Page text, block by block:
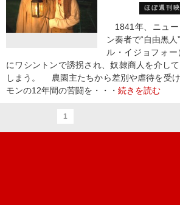
ほぼ週刊
1841年、ニュー
ン奏者で“自由黒
ル・イジョフォ
にワシントンで誘拐され、奴隷商人を介し
しまう。 農園主たちから差別や虐待を受
モンの12年間の苦闘を・・・ 続きを読む
1